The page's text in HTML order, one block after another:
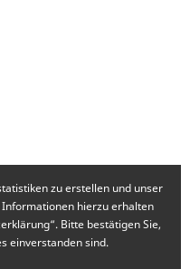
zu erstellen und unser
hierzu erhalten
Bitte bestätigen Sie,
einverstanden sind.